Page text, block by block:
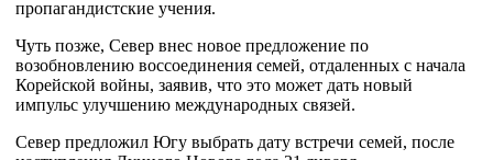
пропагандистские учения.
Чуть позже, Север внес новое предложение по
возобновлению воссоединения семей, отдаленных с начала
Корейской войны, заявив, что это может дать новый
импульс улучшению международных связей.
Север предложил Югу выбрать дату встречи семей, после